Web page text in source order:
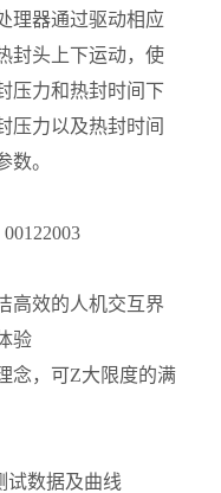
理器通过驱动相应
封头上下运动，使
压力和热封时间下
压力以及热封时间
数。
高效的人机交互界
验
念，可Z大限度的满
试数据及曲线